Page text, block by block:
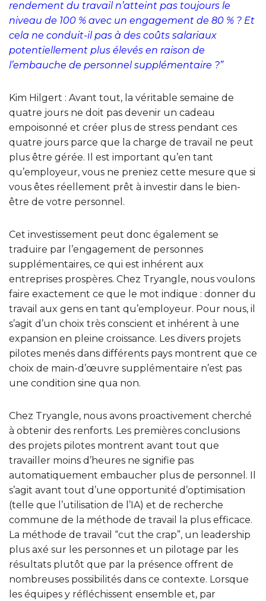
rendement du travail n’atteint pas toujours le
niveau de 100 % avec un engagement de 80 % ? Et
cela ne conduit-il pas à des coûts salariaux
potentiellement plus élevés en raison de
l’embauche de personnel supplémentaire ?”
Kim Hilgert : Avant tout, la véritable semaine de
quatre jours ne doit pas devenir un cadeau
empoisonné et créer plus de stress pendant ces
quatre jours parce que la charge de travail ne peut
plus être gérée. Il est important qu’en tant
qu’employeur, vous ne preniez cette mesure que si
vous êtes réellement prêt à investir dans le bien-
être de votre personnel.
Cet investissement peut donc également se
traduire par l’engagement de personnes
supplémentaires, ce qui est inhérent aux
entreprises prospères. Chez Tryangle, nous voulons
faire exactement ce que le mot indique : donner du
travail aux gens en tant qu’employeur. Pour nous, il
s’agit d’un choix très conscient et inhérent à une
expansion en pleine croissance. Les divers projets
pilotes menés dans différents pays montrent que ce
choix de main-d’œuvre supplémentaire n’est pas
une condition sine qua non.
Chez Tryangle, nous avons proactivement cherché
à obtenir des renforts. Les premières conclusions
des projets pilotes montrent avant tout que
travailler moins d’heures ne signifie pas
automatiquement embaucher plus de personnel. Il
s’agit avant tout d’une opportunité d’optimisation
(telle que l’utilisation de l’IA) et de recherche
commune de la méthode de travail la plus efficace.
La méthode de travail “cut the crap”, un leadership
plus axé sur les personnes et un pilotage par les
résultats plutôt que par la présence offrent de
nombreuses possibilités dans ce contexte. Lorsque
les équipes y réfléchissent ensemble et, par